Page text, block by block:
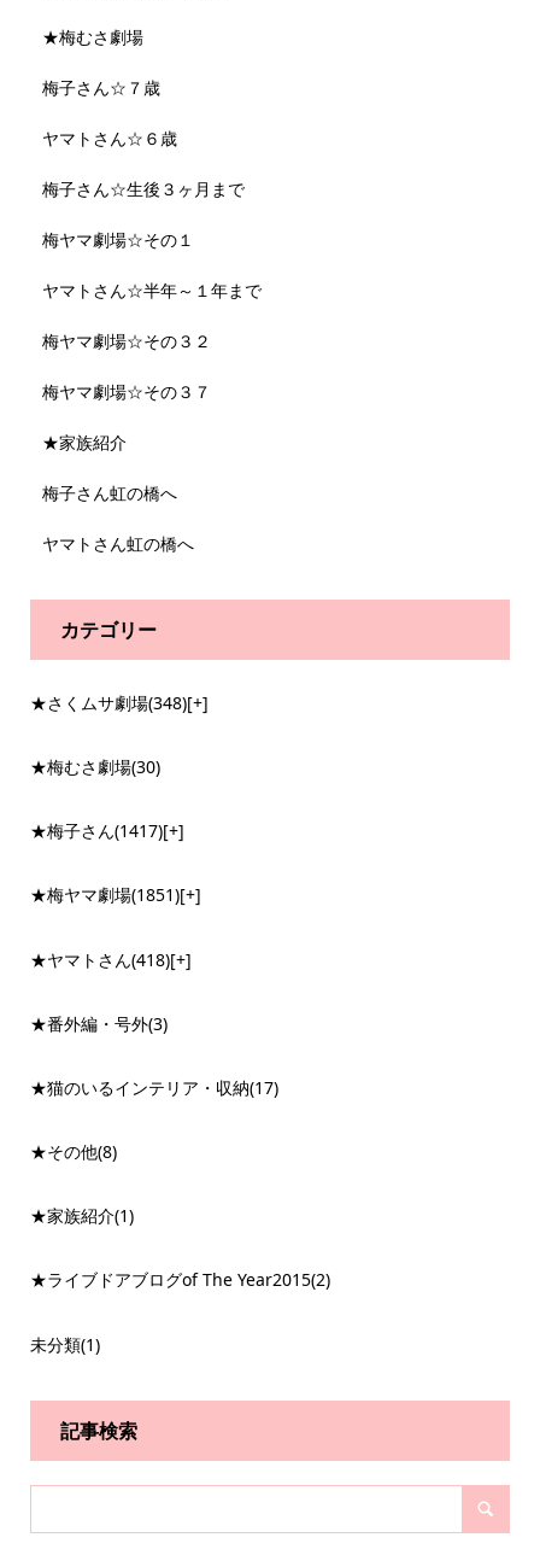
★梅むさ劇場
梅子さん☆７歳
ヤマトさん☆６歳
梅子さん☆生後３ヶ月まで
梅ヤマ劇場☆その１
ヤマトさん☆半年～１年まで
梅ヤマ劇場☆その３２
梅ヤマ劇場☆その３７
★家族紹介
梅子さん虹の橋へ
ヤマトさん虹の橋へ
カテゴリー
★さくムサ劇場(348)[+]
★梅むさ劇場(30)
★梅子さん(1417)[+]
★梅ヤマ劇場(1851)[+]
★ヤマトさん(418)[+]
★番外編・号外(3)
★猫のいるインテリア・収納(17)
★その他(8)
★家族紹介(1)
★ライブドアブログof The Year2015(2)
未分類(1)
記事検索